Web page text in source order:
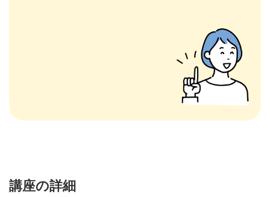
講座の詳細